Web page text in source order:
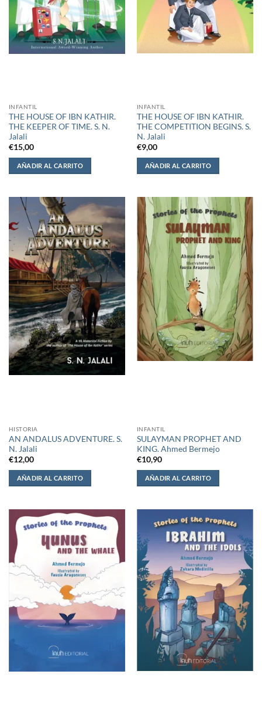
INFANTIL
THE HOUSE OF IBN KATHIR.
THE KEEPER OF TIME. S. N.
Jalali
€15,00
AÑADIR AL CARRITO
INFANTIL
THE HOUSE OF IBN KATHIR.
THE COMPETITION BEGINS. S.
N. Jalali
€9,00
AÑADIR AL CARRITO
HISTORIA
AN ANDALUS ADVENTURE. S.
N. Jalali
€12,00
AÑADIR AL CARRITO
INFANTIL
SULAYMAN PROPHET AND
KING. Ahmed Bermejo
€10,90
AÑADIR AL CARRITO